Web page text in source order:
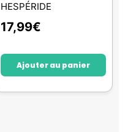
HESPÉRIDE
17,99€
Ajouter au panier